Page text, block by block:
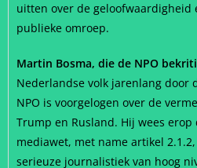
uitten over de
publieke omroep.
Martin Bosma, die de NPO
Nederlandse volk jarenlang door
NPO is voorgelogen over de
Trump en Rusland. Hij wees
mediawet, met name artikel
serieuze journalistiek van hoog